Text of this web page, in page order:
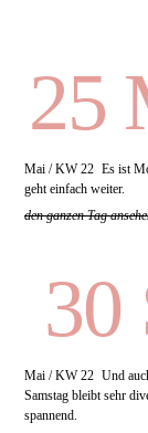
25
Mai / KW 22 Es ist
geht einfach weiter.
den ganzen Tag
30
Mai / KW 22 Und
Samstag bleibt sehr
spannend.